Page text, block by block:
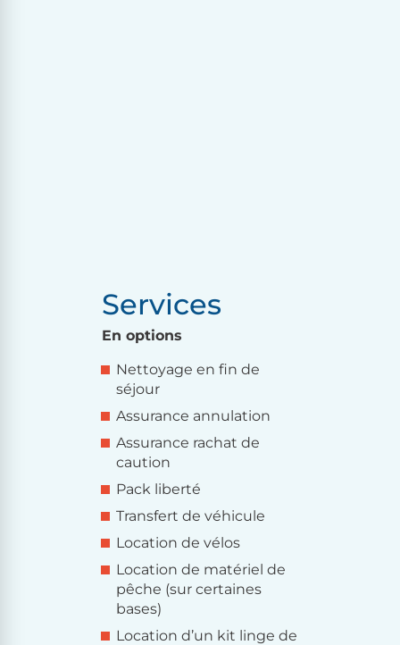
Services
En options
Nettoyage en fin de
séjour
Assurance annulation
Assurance rachat de
caution
Pack liberté
Transfert de véhicule
Location de vélos
Location de matériel de
pêche (sur certaines
bases)
Location d’un kit linge de